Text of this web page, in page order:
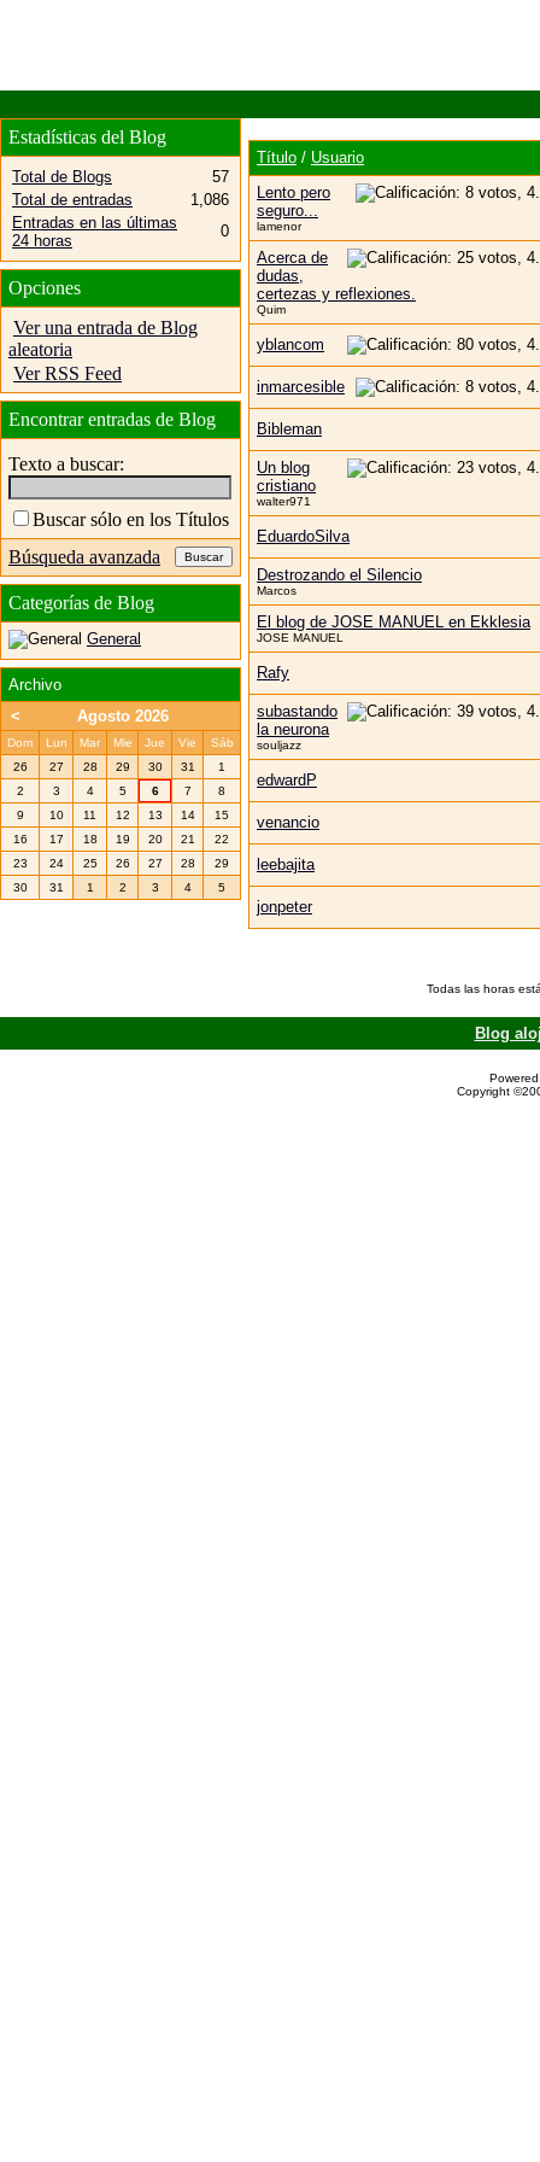
Título / Usuario
Lento pero
seguro...
lamenor
Acerca de
dudas,
certezas y reflexiones.
Quim
yblancom
inmarcesible
Bibleman
Un blog
cristiano
walter971
EduardoSilva
Destrozando el Silencio
Marcos
El blog de JOSE MANUEL en Ekklesia
JOSE MANUEL
Rafy
subastando
la neurona
souljazz
edwardP
venancio
leebajita
jonpeter
Estadísticas del Blog
Total de Blogs
57
Total de entradas
1,086
Entradas en las últimas
24 horas
0
Opciones
Ver una entrada de Blog
aleatoria
Ver RSS Feed
Encontrar entradas de Blog
Texto a buscar:
Buscar sólo en los Títulos
Búsqueda avanzada
Categorías de Blog
General
Archivo
<
Agosto 2026
Dom Lun Mar Mie Jue Vie
Sáb
26
27 28 29 30 31
1
2
3 4 5 6 7
8
9
10 11 12 13 14
15
16
17 18 19 20 21
22
23
24 25 26 27 28
29
30
31 1 2 3 4 5
Todas las horas
Blog
Copyright